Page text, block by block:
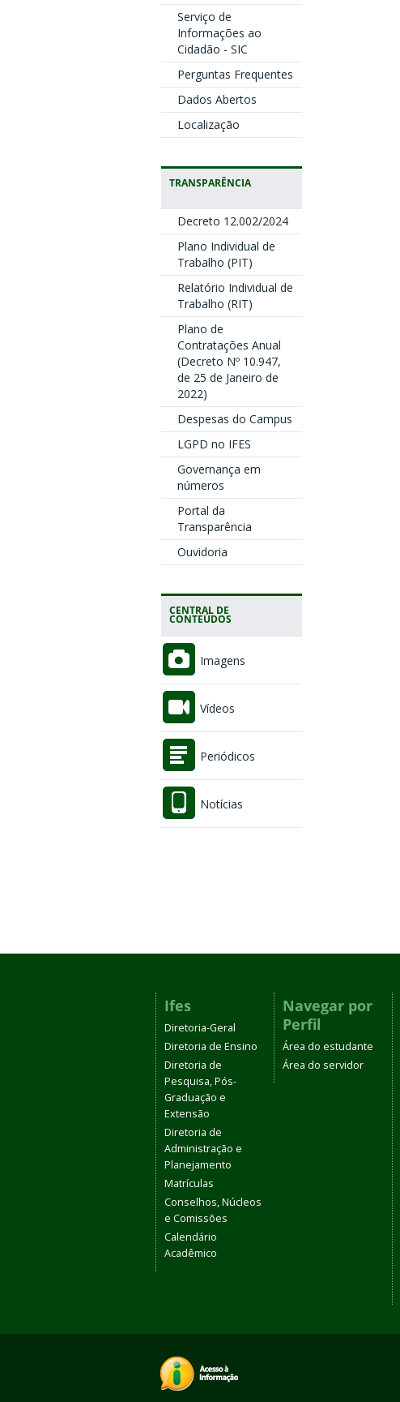
Serviço de
Informações ao
Cidadão - SIC
Perguntas Frequentes
Dados Abertos
Localização
TRANSPARÊNCIA
Decreto 12.002/2024
Plano Individual de
Trabalho (PIT)
Relatório Individual de
Trabalho (RIT)
Plano de
Contratações Anual
(Decreto Nº 10.947,
de 25 de Janeiro de
2022)
Despesas do Campus
LGPD no IFES
Governança em
números
Portal da
Transparência
Ouvidoria
CENTRAL DE
CONTEÚDOS
Imagens
Vídeos
Periódicos
Notícias
Ifes
Diretoria-Geral
Diretoria de Ensino
Diretoria de
Pesquisa, Pós-
Graduação e
Extensão
Diretoria de
Administração e
Planejamento
Matrículas
Conselhos, Núcleos
e Comissões
Calendário
Acadêmico
Navegar por
Perfil
Área do estudante
Área do servidor